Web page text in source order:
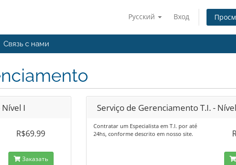
Русский Вход
Связь с нами
I
R$69.99
Заказать
Serviço de Gerenciamento T.I. -
Contratar um Especialista em T.I. por até
24hs, conforme descrito em nosso site.